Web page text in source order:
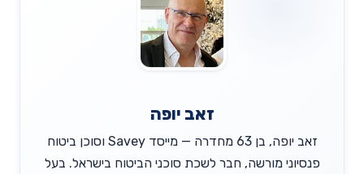
זאב יופה
זאב יופה, בן 63 מחדרה — מייסד Savey וסוכן ביטוח
פנסיוני מורשה, חבר לשכת סוכני הביטוח בישראל. בעל